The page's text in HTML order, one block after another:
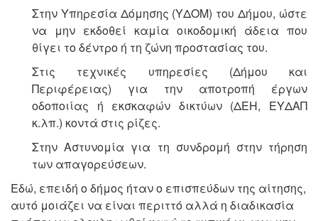
Στην Υπηρεσία Δόμησης (YΔΟΜ) του Δήμου, ώστε
να μην εκδοθεί καμία οικοδομική άδεια που
θίγει το δέντρο ή τη ζώνη προστασίας του.
Στις τεχνικές υπηρεσίες (Δήμου και
Περιφέρειας) για την αποτροπή έργων
οδοποιίας ή εκσκαφών δικτύων (ΔΕΗ, ΕΥΔΑΠ
κ.λπ.) κοντά στις ρίζες.
Στην Αστυνομία για τη συνδρομή στην τήρηση
των απαγορεύσεων.
Εδώ, επειδή ο δήμος ήταν ο επισπεύδων της αίτησης,
αυτό μοιάζει να είναι περιττό αλλά η διαδικασία